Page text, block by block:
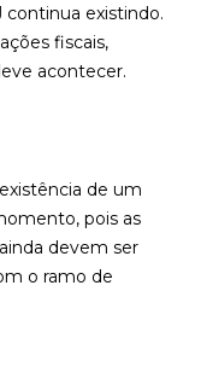
existindo.
fiscais,
acontecer.
de um
pois as
devem ser
o ramo de